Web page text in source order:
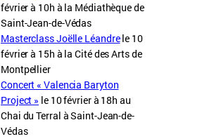
février à 10h à la Médiathèque de
Saint-Jean-de-Védas
Masterclass Joëlle Léandrele 10
février à 15h à la Cité des Arts de
Montpellier
Concert « Valencia Baryton
Project » le 10 février à 18h au
Chai du Terral à Saint-Jean-de-
Védas